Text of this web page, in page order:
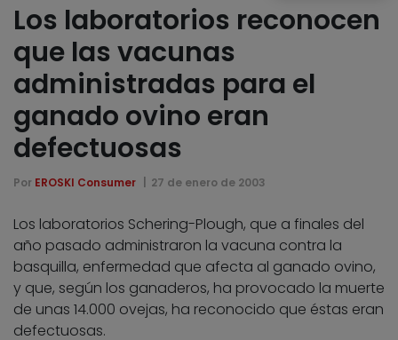
Los laboratorios reconocen
que las vacunas
administradas para el
ganado ovino eran
defectuosas
Por EROSKI Consumer 27 de enero de 2003
Los laboratorios Schering-Plough, que a finales del
año pasado administraron la vacuna contra la
basquilla, enfermedad que afecta al ganado ovino,
y que, según los ganaderos, ha provocado la muerte
de unas 14.000 ovejas, ha reconocido que éstas eran
defectuosas.